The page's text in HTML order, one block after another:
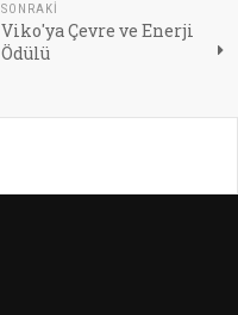
SONRAKI
Viko'ya Çevre ve Enerji
Ödülü